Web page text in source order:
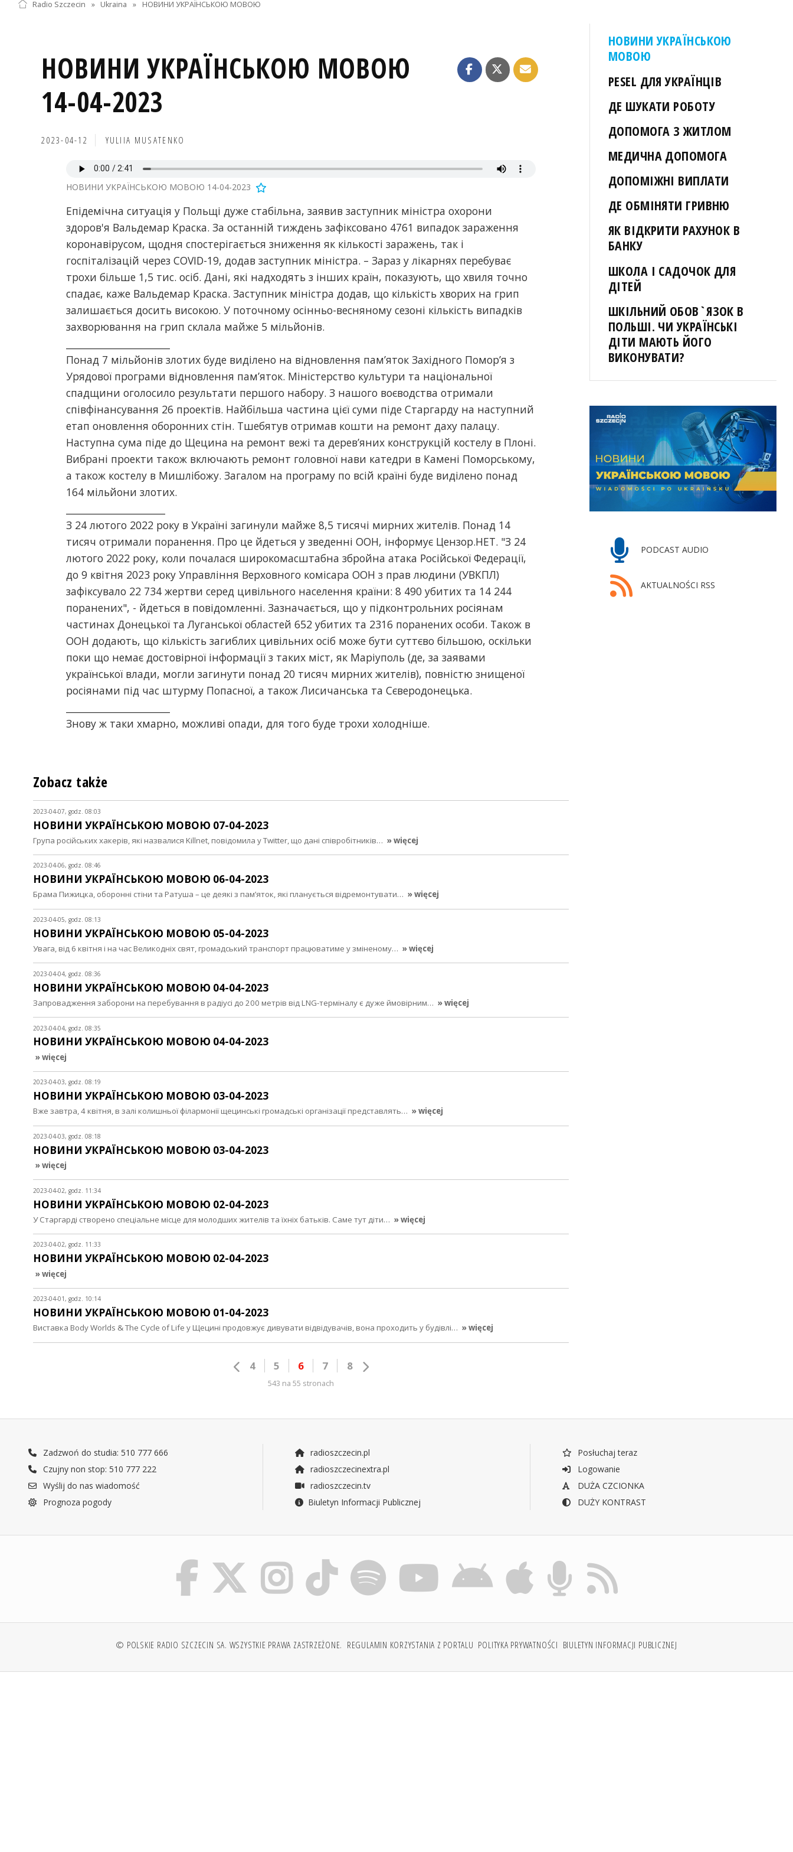
Radio Szczecin » Ukraina » НОВИНИ УКРАЇНСЬКОЮ МОВОЮ
НОВИНИ УКРАЇНСЬКОЮ МОВОЮ
14-04-2023
2023-04-12 YULIIA MUSATENKO
НОВИНИ УКРАЇНСЬКОЮ МОВОЮ 14-04-2023
Епідемічна ситуація у Польщі дуже стабільна, заявив заступник міністра охорони
здоров'я Вальдемар Краска. За останній тиждень зафіксовано 4761 випадок зараження
коронавірусом, щодня спостерігається зниження як кількості заражень, так і
госпіталізацій через COVID-19, додав заступник міністра. – Зараз у лікарнях перебуває
трохи більше 1,5 тис. осіб. Дані, які надходять з інших країн, показують, що хвиля точно
спадає, каже Вальдемар Краска. Заступник міністра додав, що кількість хворих на грип
залишається досить високою. У поточному осінньо-весняному сезоні кількість випадків
захворювання на грип склала майже 5 мільйонів.
Понад 7 мільйонів злотих буде виділено на відновлення пам’яток Західного Помор’я з
Урядової програми відновлення пам’яток. Міністерство культури та національної
спадщини оголосило результати першого набору. З нашого воєводства отримали
співфінансування 26 проектів. Найбільша частина цієї суми піде Старгарду на наступний
етап оновлення оборонних стін. Тшебятув отримав кошти на ремонт даху палацу.
Наступна сума піде до Щецина на ремонт вежі та дерев’яних конструкцій костелу в Плоні.
Вибрані проекти також включають ремонт головної нави катедри в Камені Поморському,
а також костелу в Мишлібожу. Загалом на програму по всій країні буде виділено понад
164 мільйони злотих.
З 24 лютого 2022 року в Україні загинули майже 8,5 тисячі мирних жителів. Понад 14
тисяч отримали поранення. Про це йдеться у зведенні ООН, інформує Цензор.НЕТ. "З 24
лютого 2022 року, коли почалася широкомасштабна збройна атака Російської Федерації,
до 9 квітня 2023 року Управління Верховного комісара ООН з прав людини (УВКПЛ)
зафіксувало 22 734 жертви серед цивільного населення країни: 8 490 убитих та 14 244
поранених", - йдеться в повідомленні. Зазначається, що у підконтрольних росіянам
частинах Донецької та Луганської областей 652 убитих та 2316 поранених особи. Також в
ООН додають, що кількість загиблих цивільних осіб може бути суттєво більшою, оскільки
поки що немає достовірної інформації з таких міст, як Маріуполь (де, за заявами
української влади, могли загинути понад 20 тисяч мирних жителів), повністю знищеної
росіянами під час штурму Попасної, а також Лисичанська та Сєверодонецька.
Знову ж таки хмарно, можливі опади, для того буде трохи холодніше.
НОВИНИ УКРАЇНСЬКОЮ
МОВОЮ
PESEL ДЛЯ УКРАЇНЦІВ
ДЕ ШУКАТИ РОБОТУ
ДОПОМОГА З ЖИТЛОМ
МЕДИЧНА ДОПОМОГА
ДОПОМІЖНІ ВИПЛАТИ
ДЕ ОБМІНЯТИ ГРИВНЮ
ЯК ВІДКРИТИ РАХУНОК В
БАНКУ
ШКОЛА І САДОЧОК ДЛЯ
ДІТЕЙ
ШКІЛЬНИЙ ОБОВ`ЯЗОК В
ПОЛЬШІ. ЧИ УКРАЇНСЬКІ
ДІТИ МАЮТЬ ЙОГО
ВИКОНУВАТИ?
PODCAST AUDIO
AKTUALNOŚCI RSS
Zobacz także
2023-04-07, godz. 08:03
НОВИНИ УКРАЇНСЬКОЮ МОВОЮ 07-04-2023
Група російських хакерів, які назвалися Killnet, повідомила у Twitter, що дані співробітників… » więcej
2023-04-06, godz. 08:46
НОВИНИ УКРАЇНСЬКОЮ МОВОЮ 06-04-2023
Брама Пижицка, оборонні стіни та Ратуша – це деякі з пам’яток, які планується відремонтувати… » więcej
2023-04-05, godz. 08:13
НОВИНИ УКРАЇНСЬКОЮ МОВОЮ 05-04-2023
Увага, від 6 квітня і на час Великодніх свят, громадський транспорт працюватиме у зміненому… » więcej
2023-04-04, godz. 08:36
НОВИНИ УКРАЇНСЬКОЮ МОВОЮ 04-04-2023
Запровадження заборони на перебування в радіусі до 200 метрів від LNG-терміналу є дуже ймовірним… » więcej
2023-04-04, godz. 08:35
НОВИНИ УКРАЇНСЬКОЮ МОВОЮ 04-04-2023
» więcej
2023-04-03, godz. 08:19
НОВИНИ УКРАЇНСЬКОЮ МОВОЮ 03-04-2023
Вже завтра, 4 квітня, в залі колишньої філармонії щецинські громадські організації представлять… » więcej
2023-04-03, godz. 08:18
НОВИНИ УКРАЇНСЬКОЮ МОВОЮ 03-04-2023
» więcej
2023-04-02, godz. 11:34
НОВИНИ УКРАЇНСЬКОЮ МОВОЮ 02-04-2023
У Старгарді створено спеціальне місце для молодших жителів та їхніх батьків. Саме тут діти… » więcej
2023-04-02, godz. 11:33
НОВИНИ УКРАЇНСЬКОЮ МОВОЮ 02-04-2023
» więcej
2023-04-01, godz. 10:14
НОВИНИ УКРАЇНСЬКОЮ МОВОЮ 01-04-2023
Виставка Body Worlds & The Cycle of Life у Щецині продовжує дивувати відвідувачів, вона проходить у будівлі… » więcej
4 5 6 7 8
543 na 55 stronach
Zadzwoń do studia: 510 777 666
Czujny non stop: 510 777 222
Wyślij do nas wiadomość
Prognoza pogody
radioszczecin.pl
radioszczecinextra.pl
radioszczecin.tv
Biuletyn Informacji Publicznej
Posłuchaj teraz
Logowanie
DUŻA CZCIONKA
DUŻY KONTRAST
© POLSKIE RADIO SZCZECIN SA. WSZYSTKIE PRAWA ZASTRZEŻONE. REGULAMIN KORZYSTANIA Z PORTALU POLITYKA PRYWATNOŚCI BIULETYN INFORMACJI PUBLICZNEJ